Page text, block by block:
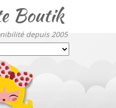
Boutik
depuis 2005